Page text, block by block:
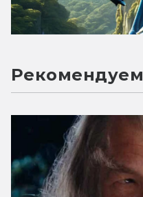
Рекомендуем